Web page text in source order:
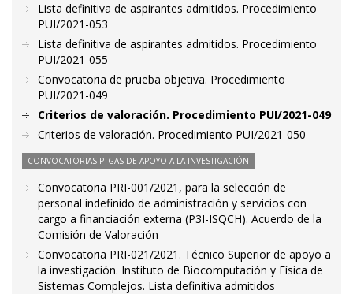
Lista definitiva de aspirantes admitidos. Procedimiento
PUI/2021-053
Lista definitiva de aspirantes admitidos. Procedimiento
PUI/2021-055
Convocatoria de prueba objetiva. Procedimiento
PUI/2021-049
Criterios de valoración. Procedimiento PUI/2021-049
Criterios de valoración. Procedimiento PUI/2021-050
CONVOCATORIAS PTGAS DE APOYO A LA INVESTIGACIÓN
Convocatoria PRI-001/2021, para la selección de
personal indefinido de administración y servicios con
cargo a financiación externa (P3I-ISQCH). Acuerdo de la
Comisión de Valoración
Convocatoria PRI-021/2021. Técnico Superior de apoyo a
la investigación. Instituto de Biocomputación y Física de
Sistemas Complejos. Lista definitiva admitidos